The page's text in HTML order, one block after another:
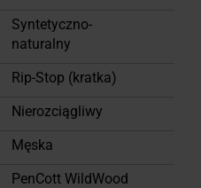
Syntetyczno-
naturalny
Rip-Stop (kratka)
Nierozciągliwy
Męska
PenCott WildWood